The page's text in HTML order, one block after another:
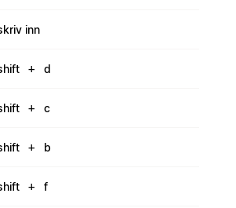
inn
+ d
+ c
+ b
+ f